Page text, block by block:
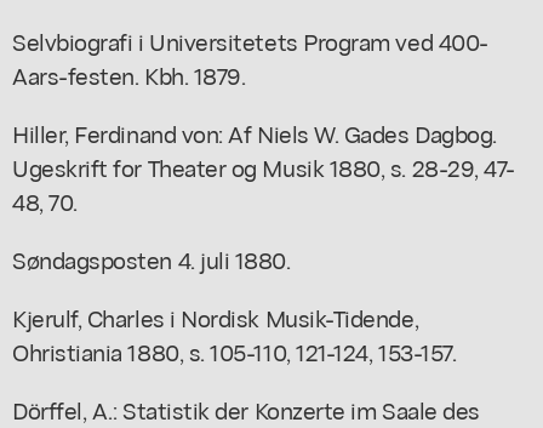
Selvbiografi i Universitetets Program ved 400-
Aars-festen. Kbh. 1879.
Hiller, Ferdinand von: Af Niels W. Gades Dagbog.
Ugeskrift for Theater og Musik 1880, s. 28-29, 47-
48, 70.
Søndagsposten 4. juli 1880.
Kjerulf, Charles i Nordisk Musik-Tidende,
Ohristiania 1880, s. 105-110, 121-124, 153-157.
Dörffel, A.: Statistik der Konzerte im Saale des